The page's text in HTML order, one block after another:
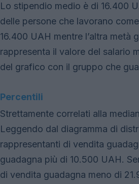
Lo stipendio medio è di 16.400
delle persone che lavorano
16.400 UAH mentre l’altra metà
rappresenta il valore del salario
del grafico con il gruppo che
Percentili
Strettamente correlati alla
Leggendo dal diagramma di
rappresentanti di vendita
guadagna più di 10.500 UAH.
di vendita guadagna meno di